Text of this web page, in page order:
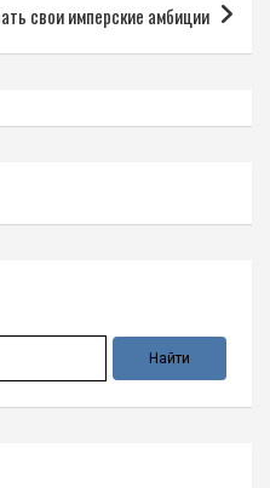
свои имперские амбиции